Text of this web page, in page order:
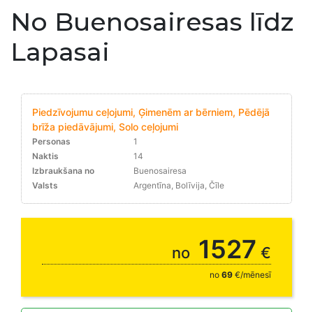
No Buenosairesas līdz
Lapasai
Piedzīvojumu ceļojumi, Ģimenēm ar bērniem, Pēdējā
brīža piedāvājumi, Solo ceļojumi
Personas
1
Naktis
14
Izbraukšana no
Buenosairesa
Valsts
Argentīna, Bolīvija, Čīle
35% - 22.08. / 30% - 03.09. / 25% - 24.09.
no 1527 €
no 69 €/mēnesī